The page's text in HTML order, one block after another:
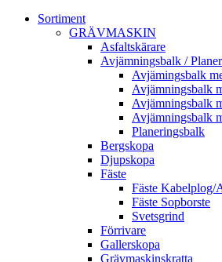
Sortiment
GRÄV­MASKIN
Asfalt­skärare
Avjämnings­balk /
Avjämingsbalk
Avjämningsbalk
Avjämningsbalk
Avjämningsbalk
Planerings­balk
Berg­skopa
Djup­skopa
Fäste
Fäste Kabel­­plog/­
Fäste Sop­borste
Svets­grind
Förrivare
Galler­skopa
Gräv­maskins­kratta